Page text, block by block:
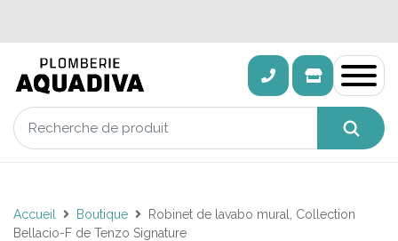
Accueil Boutique
Robinet de lavabo mural, Collection
Bellacio-F de Tenzo Signature